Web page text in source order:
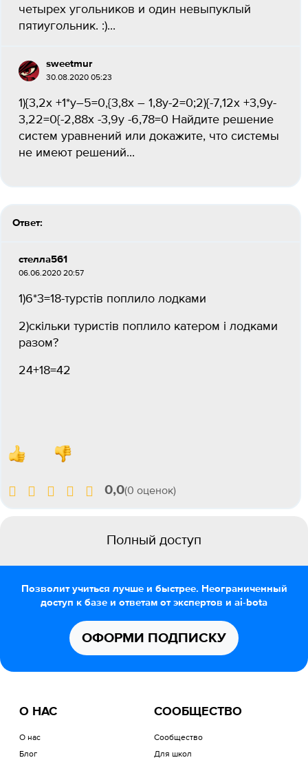
четырех угольников и один невыпуклый
пятиугольник. :)...
sweetmur
30.08.2020 05:23
1){3,2x +1*y–5=0,{3,8x – 1,8y-2=0;2){-7,12x +3,9y-
3,22=0{-2,88x -3,9y -6,78=0 Найдите решение
систем уравнений или докажите, что системы
не имеют решений...
Ответ:
стелла561
06.06.2020 20:57
1)6*3=18-турстів поплило лодками
2)скільки туристів поплило катером і лодками
разом?
24+18=42
0,0(0 оценок)
Полный доступ
Позволит учиться лучше и быстрее. Неограниченный
доступ к базе и ответам от экспертов и ai-bota
ОФОРМИ ПОДПИСКУ
О НАС
О нас
Блог
СООБЩЕСТВО
Сообщество
Для школ